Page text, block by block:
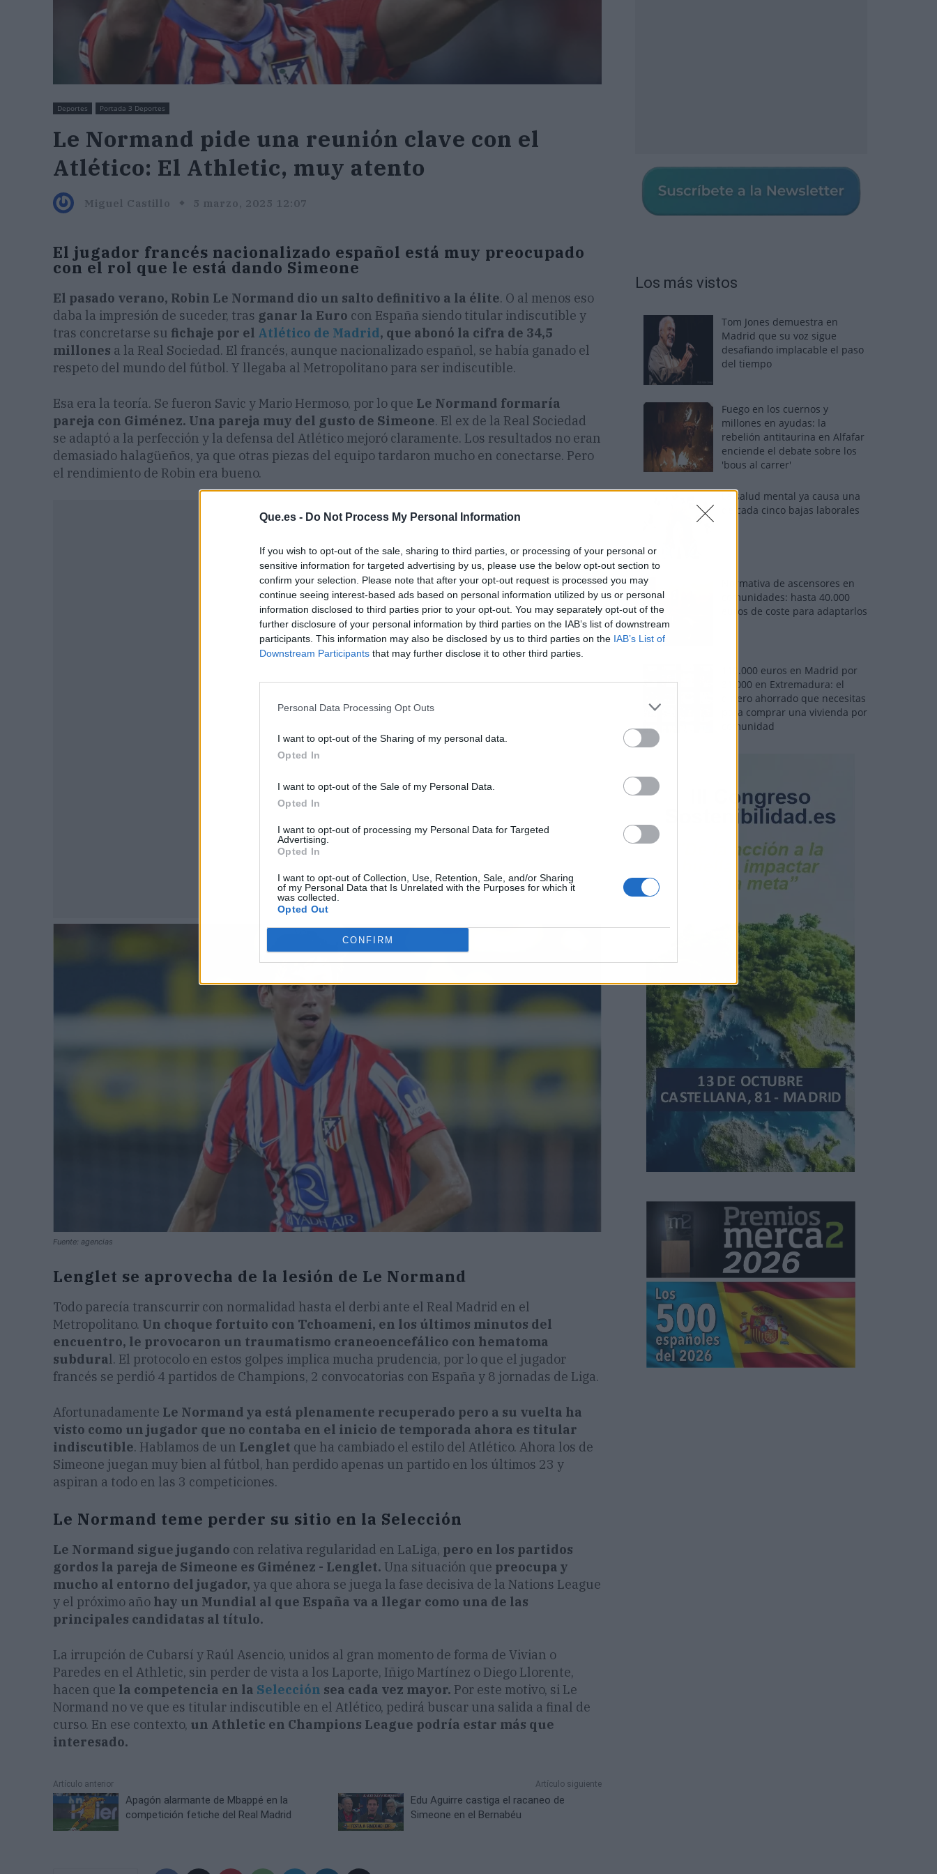
Que.es - Do Not Process My Personal Information
If you wish to opt-out of the sale, sharing to third parties, or processing of your personal or
sensitive information for targeted advertising by us, please use the below opt-out section to
confirm your selection. Please note that after your opt-out request is processed you may
continue seeing interest-based ads based on personal information utilized by us or personal
information disclosed to third parties prior to your opt-out. You may separately opt-out of the
further disclosure of your personal information by third parties on the IAB’s list of downstream
participants. This information may also be disclosed by us to third parties on the IAB’s List of
Downstream Participants that may further disclose it to other third parties.
Personal Data Processing Opt Outs
I want to opt-out of the Sharing of my personal data.
Opted In
I want to opt-out of the Sale of my Personal Data.
Opted In
I want to opt-out of processing my Personal Data for Targeted
Advertising.
Opted In
I want to opt-out of Collection, Use, Retention, Sale, and/or Sharing
of my Personal Data that Is Unrelated with the Purposes for which it
was collected.
Opted Out
CONFIRM
Deportes Portada 3 Deportes
Le Normand pide una reunión clave con el
Atlético: El Athletic, muy atento
Miguel Castillo 5 marzo, 2025 12:07
El jugador francés nacionalizado español está muy preocupado
con el rol que le está dando Simeone
El pasado verano, Robin Le Normand dio un salto definitivo a la élite. O al menos eso
daba la impresión de suceder, tras ganar la Euro con España siendo titular indiscutible y
tras concretarse su fichaje por el Atlético de Madrid, que abonó la cifra de 34,5
millones a la Real Sociedad. El francés, aunque nacionalizado español, se había ganado el
respeto del mundo del fútbol. Y llegaba al Metropolitano para ser indiscutible.
Esa era la teoría. Se fueron Savic y Mario Hermoso, por lo que Le Normand formaría
pareja con Giménez. Una pareja muy del gusto de Simeone. El ex de la Real Sociedad
se adaptó a la perfección y la defensa del Atlético mejoró claramente. Los resultados no eran
demasiado halagüeños, ya que otras piezas del equipo tardaron mucho en conectarse. Pero
el rendimiento de Robin era bueno.
Publicidad
Fuente: agencias
Lenglet se aprovecha de la lesión de Le Normand
Todo parecía transcurrir con normalidad hasta el derbi ante el Real Madrid en el
Metropolitano. Un choque fortuito con Tchoameni, en los últimos minutos del
encuentro, le provocaron un traumatismo craneoencefálico con hematoma
subdural. El protocolo en estos golpes implica mucha prudencia, por lo que el jugador
francés se perdió 4 partidos de Champions, 2 convocatorias con España y 8 jornadas de Liga.
Afortunadamente Le Normand ya está plenamente recuperado pero a su vuelta ha
visto como un jugador que no contaba en el inicio de temporada ahora es titular
indiscutible. Hablamos de un Lenglet que ha cambiado el estilo del Atlético. Ahora los de
Simeone juegan muy bien al fútbol, han perdido apenas un partido en los últimos 23 y
aspiran a todo en las 3 competiciones.
Le Normand teme perder su sitio en la Selección
Le Normand sigue jugando con relativa regularidad en LaLiga, pero en los partidos
gordos la pareja de Simeone es Giménez - Lenglet. Una situación que preocupa y
mucho al entorno del jugador, ya que ahora se juega la fase decisiva de la Nations League
y el próximo año hay un Mundial al que España va a llegar como una de las
principales candidatas al título.
La irrupción de Cubarsí y Raúl Asencio, unidos al gran momento de forma de Vivian o
Paredes en el Athletic, sin perder de vista a los Laporte, Iñigo Martínez o Diego Llorente,
hacen que la competencia en la Selección sea cada vez mayor. Por este motivo, si Le
Normand no ve que es titular indiscutible en el Atlético, pedirá buscar una salida a final de
curso. En ese contexto, un Athletic en Champions League podría estar más que
interesado.
Artículo anterior
Apagón alarmante de Mbappé en la
competición fetiche del Real Madrid
Artículo siguiente
Edu Aguirre castiga el racaneo de
Simeone en el Bernabéu
Los más vistos
Tom Jones demuestra en
Madrid que su voz sigue
desafiando implacable el paso
del tiempo
Fuego en los cuernos y
millones en ayudas: la
rebelión antitaurina en Alfafar
enciende el debate sobre los
'bous al carrer'
La salud mental ya causa una
de cada cinco bajas laborales
Normativa de ascensores en
comunidades: hasta 40.000
euros de coste para adaptarlos
110.000 euros en Madrid por
31.000 en Extremadura: el
dinero ahorrado que necesitas
para comprar una vivienda por
comunidad